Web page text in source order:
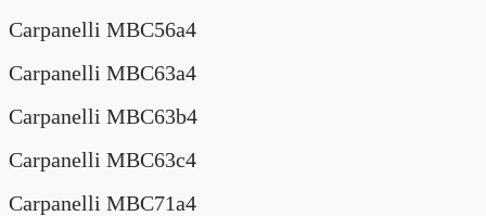
Carpanelli MBC56a4
Carpanelli MBC63a4
Carpanelli MBC63b4
Carpanelli MBC63c4
Carpanelli MBC71a4